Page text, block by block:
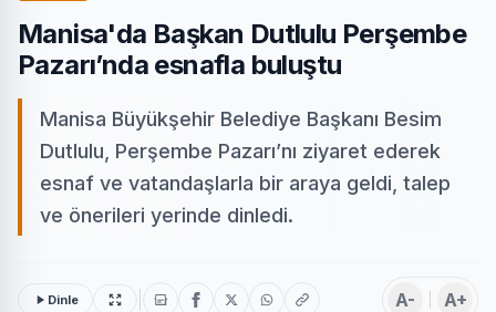
Manisa'da Başkan Dutlulu Perşembe
Pazarı’nda esnafla buluştu
Manisa Büyükşehir Belediye Başkanı Besim
Dutlulu, Perşembe Pazarı’nı ziyaret ederek
esnaf ve vatandaşlarla bir araya geldi, talep
ve önerileri yerinde dinledi.
Dinle A- A+